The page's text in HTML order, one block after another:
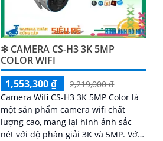
❇ CAMERA CS-H3 3K 5MP
COLOR WIFI
1,553,300 ₫
2,219,000 ₫
Camera Wifi CS-H3 3K 5MP Color là
một sản phẩm camera wifi chất
lượng cao, mang lại hình ảnh sắc
nét với độ phân giải 3K và 5MP. Với